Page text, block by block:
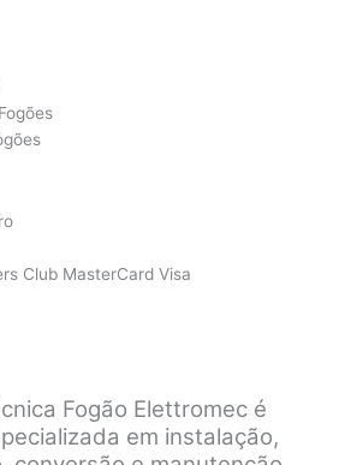
Club MasterCard Visa
Fogão Elettromec é
em instalação,